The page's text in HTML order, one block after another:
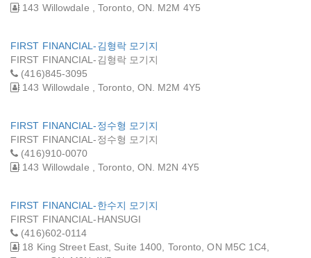
143 Willowdale , Toronto, ON. M2M 4Y5
FIRST FINANCIAL-김형락 모기지
FIRST FINANCIAL-김형락 모기지
(416)845-3095
143 Willowdale , Toronto, ON. M2M 4Y5
FIRST FINANCIAL-정수형 모기지
FIRST FINANCIAL-정수형 모기지
(416)910-0070
143 Willowdale , Toronto, ON. M2N 4Y5
FIRST FINANCIAL-한수지 모기지
FIRST FINANCIAL-HANSUGI
(416)602-0114
18 King Street East, Suite 1400, Toronto, ON M5C 1C4,